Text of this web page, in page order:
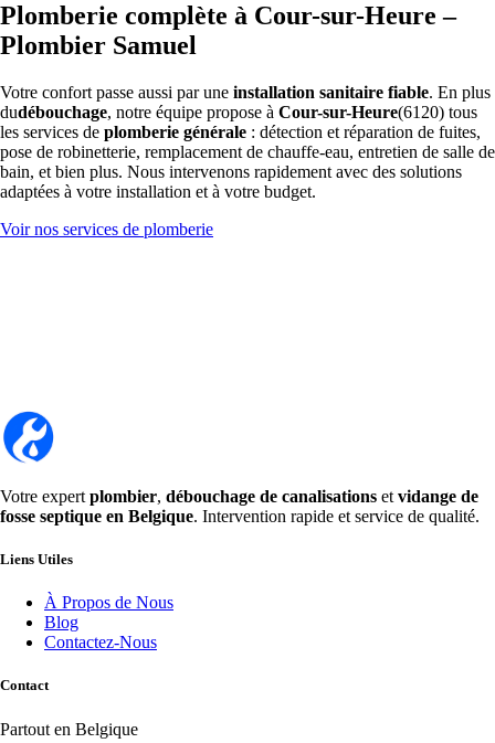
Plomberie complète à Cour-sur-Heure –
Plombier Samuel
Votre confort passe aussi par une installation sanitaire fiable. En plus
dudébouchage, notre équipe propose à Cour-sur-Heure(6120) tous
les services de plomberie générale : détection et réparation de fuites,
pose de robinetterie, remplacement de chauffe-eau, entretien de salle de
bain, et bien plus. Nous intervenons rapidement avec des solutions
adaptées à votre installation et à votre budget.
Voir nos services de plomberie
Votre expert plombier, débouchage de canalisations et vidange de
fosse septique en Belgique. Intervention rapide et service de qualité.
Liens Utiles
À Propos de Nous
Blog
Contactez-Nous
Contact
Partout en Belgique